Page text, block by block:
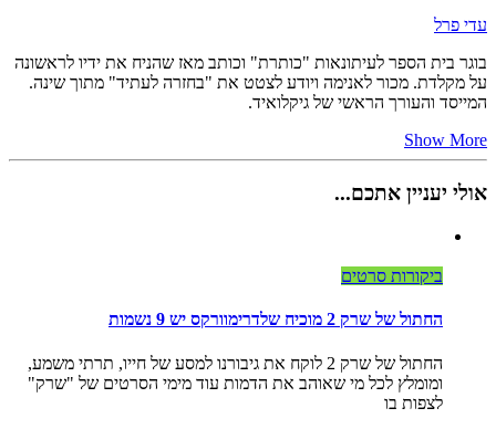
עדי פרל
בוגר בית הספר לעיתונאות "כותרת" וכותב מאז שהניח את ידיו לראשונה
על מקלדת. מכור לאנימה ויודע לצטט את "בחזרה לעתיד" מתוך שינה.
המייסד והעורך הראשי של גיקלואיד.
Show More
אולי יעניין אתכם...
ביקורות סרטים
החתול של שרק 2 מוכיח שלדרימוורקס יש 9 נשמות
החתול של שרק 2 לוקח את גיבורנו למסע של חייו, תרתי משמע,
ומומלץ לכל מי שאוהב את הדמות עוד מימי הסרטים של "שרק"
לצפות בו